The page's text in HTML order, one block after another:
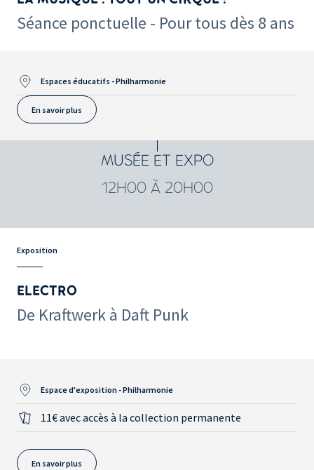
Séance ponctuelle - Pour tous dès 8 ans
Espaces éducatifs - Philharmonie
En savoir plus
MUSÉE ET EXPO
12H00 À 20H00
Exposition
ELECTRO
De Kraftwerk à Daft Punk
Espace d'exposition - Philharmonie
11€ avec accès à la collection permanente
En savoir plus